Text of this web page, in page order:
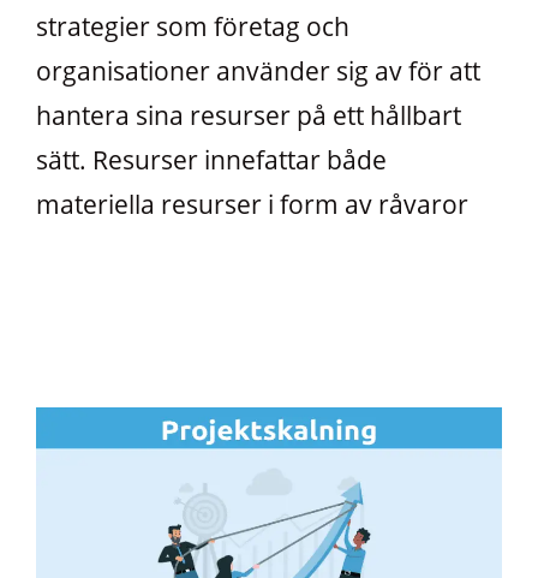
strategier som företag och
organisationer använder sig av för att
hantera sina resurser på ett hållbart
sätt. Resurser innefattar både
materiella resurser i form av råvaror